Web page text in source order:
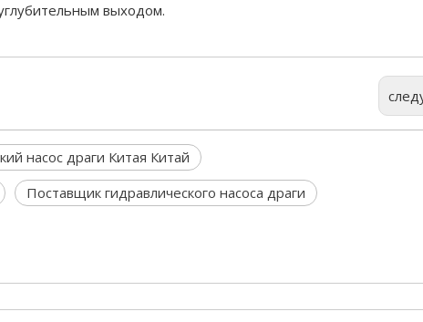
выходом.
насос драги Китая Китай
Поставщик гидравлического насоса драги